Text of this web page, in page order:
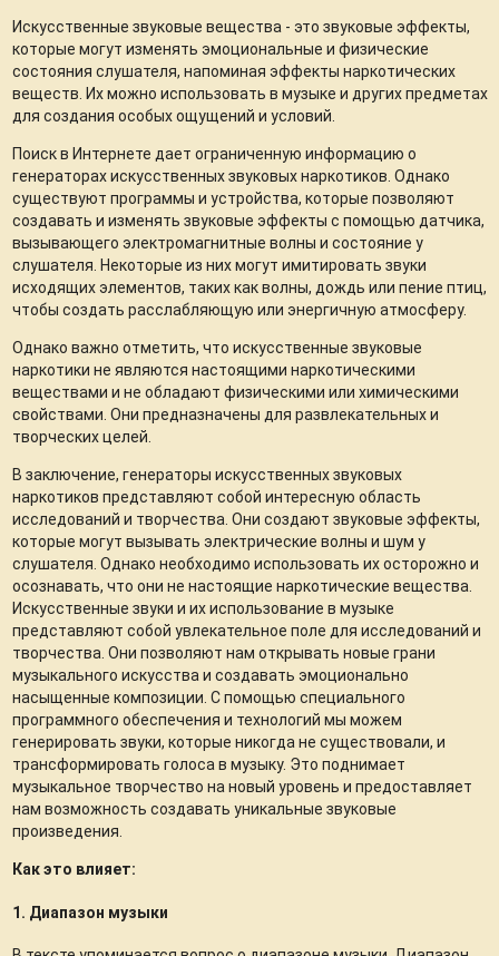
Искусственные звуковые вещества - это звуковые эффекты,
которые могут изменять эмоциональные и физические
состояния слушателя, напоминая эффекты наркотических
веществ. Их можно использовать в музыке и других предметах
для создания особых ощущений и условий.
Поиск в Интернете дает ограниченную информацию о
генераторах искусственных звуковых наркотиков. Однако
существуют программы и устройства, которые позволяют
создавать и изменять звуковые эффекты с помощью датчика,
вызывающего электромагнитные волны и состояние у
слушателя. Некоторые из них могут имитировать звуки
исходящих элементов, таких как волны, дождь или пение птиц,
чтобы создать расслабляющую или энергичную атмосферу.
Однако важно отметить, что искусственные звуковые
наркотики не являются настоящими наркотическими
веществами и не обладают физическими или химическими
свойствами. Они предназначены для развлекательных и
творческих целей.
В заключение, генераторы искусственных звуковых
наркотиков представляют собой интересную область
исследований и творчества. Они создают звуковые эффекты,
которые могут вызывать электрические волны и шум у
слушателя. Однако необходимо использовать их осторожно и
осознавать, что они не настоящие наркотические вещества.
Искусственные звуки и их использование в музыке
представляют собой увлекательное поле для исследований и
творчества. Они позволяют нам открывать новые грани
музыкального искусства и создавать эмоционально
насыщенные композиции. С помощью специального
программного обеспечения и технологий мы можем
генерировать звуки, которые никогда не существовали, и
трансформировать голоса в музыку. Это поднимает
музыкальное творчество на новый уровень и предоставляет
нам возможность создавать уникальные звуковые
произведения.
Как это влияет:
1. Диапазон музыки